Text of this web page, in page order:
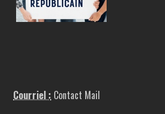
Courriel : Contact Mail